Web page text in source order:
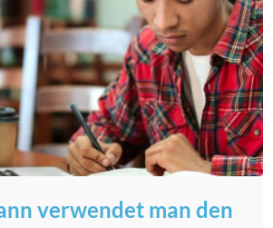
verwendet man den